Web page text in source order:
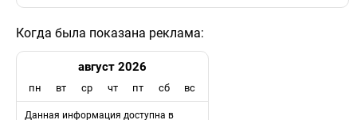
Когда была показана реклама:
август 2026
пн вт ср чт пт сб вс
Данная информация доступна в